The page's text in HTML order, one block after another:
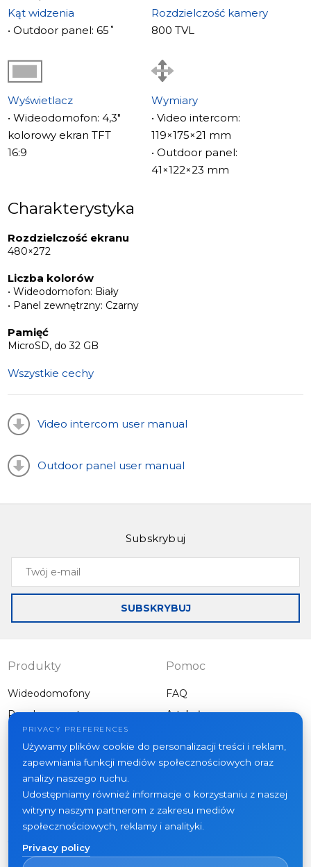
Kąt widzenia
• Outdoor panel: 65˚
Rozdzielczość kamery
800 TVL
Wyświetlacz
• Wideodomofon: 4,3"
kolorowy ekran TFT
16:9
Wymiary
• Video intercom:
119×175×21 mm
• Outdoor panel:
41×122×23 mm
Charakterystyka
Rozdzielczość ekranu
480×272
Liczba kolorów
• Wideodomofon: Biały
• Panel zewnętrzny: Czarny
Pamięć
MicroSD, do 32 GB
Wszystkie cechy
Video intercom user manual
Outdoor panel user manual
Subskrybuj
Twój
mail
SUBSKRYBUJ
Produkty
Wideodomofony
Panele zewnętrzne
Inny sprzęt
Pomoc
FAQ
Artykuły
Projekty
Aktualności
Kontakt
Gdzie kupić
PRIVACY PREFERENCES
Używamy plików cookie do personalizacji treści i reklam,
zapewniania funkcji mediów społecznościowych oraz
analizy naszego ruchu.
Udostępniamy również informacje o korzystaniu z naszej
witryny naszym partnerom z zakresu mediów
społecznościowych, reklamy i analityki.
Privacy policy